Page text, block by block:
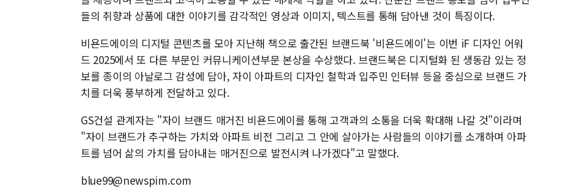
들의 취향과 상품에 대한 이야기를 감각적인 영상과 이미지, 텍스트를 통해 담아낸 것이 특징이다.
비욘드에이의 디지털 콘텐츠를 모아 지난해 책으로 출간된 브랜드북 '비욘드에이'는 이번 iF 디자인 어워
드 2025에서 또 다른 부문인 커뮤니케이션부문 본상을 수상했다. 브랜드북은 디지털화 된 생동감 있는 정
보를 종이의 아날로그 감성에 담아, 자이 아파트의 디자인 철학과 입주민 인터뷰 등을 중심으로 브랜드 가
치를 더욱 풍부하게 전달하고 있다.
GS건설 관계자는 "자이 브랜드 매거진 비욘드에이를 통해 고객과의 소통을 더욱 확대해 나갈 것"이라며
"자이 브랜드가 추구하는 가치와 아파트 비전 그리고 그 안에 살아가는 사람들의 이야기를 소개하며 아파
트를 넘어 삶의 가치를 담아내는 매거진으로 발전시켜 나가겠다"고 말했다.
blue99@newspim.com